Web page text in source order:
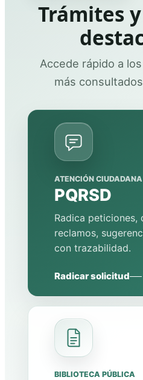
Trámites
Accede rápido a
más
ATENCIÓN CIUDADANA
PQRSD
Radica peticiones,
reclamos,
con trazabilidad.
Radicar solicitud
BIBLIOTECA PÚBLICA